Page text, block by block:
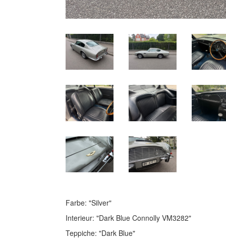
Farbe: "Silver"
Interieur: "Dark Blue Connolly VM3282"
Teppiche: "Dark Blue"